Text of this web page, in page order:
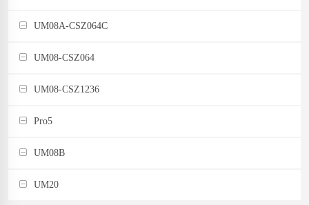
UM08A-CSZ064C
UM08-CSZ064
UM08-CSZ1236
Pro5
UM08B
UM20